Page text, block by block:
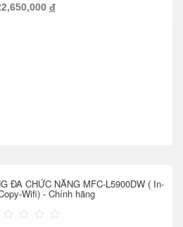
đ
ĐA CHỨC NĂNG MFC-L5900DW ( In-
Wifi) - Chính hãng